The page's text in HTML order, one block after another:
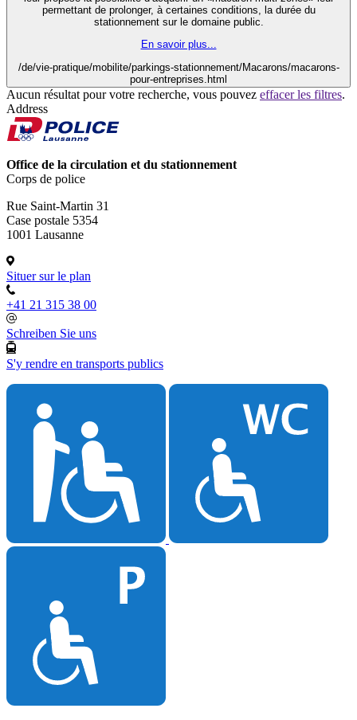
permettant de prolonger, à certaines conditions, la durée du
stationnement sur le domaine public.
En savoir plus...
/de/vie-pratique/mobilite/parkings-stationnement/Macarons/macarons-
pour-entreprises.html
Aucun résultat pour votre recherche, vous pouvez effacer les filtres.
Address
Office de la circulation et du stationnement
Corps de police
Rue Saint-Martin 31
Case postale 5354
1001 Lausanne
Situer sur le plan
+41 21 315 38 00
Schreiben Sie uns
S'y rendre en transports publics